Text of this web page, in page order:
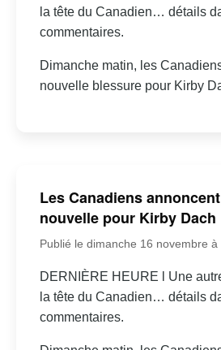
la tête du Canadien… détails
commentaires.
Dimanche matin, les
nouvelle blessure pour Kirby
Les Canadiens
nouvelle pour Kirby Dach
Publié le dimanche 16 novembre à
DERNIÈRE HEURE l Une
la tête du Canadien… détails
commentaires.